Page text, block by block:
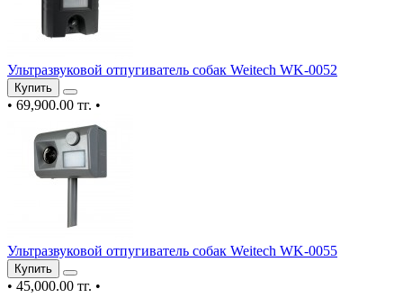
Ультразвуковой отпугиватель собак Weitech WK-0052
Купить
• 69,900.00 тг. •
Ультразвуковой отпугиватель собак Weitech WK-0055
Купить
• 45,000.00 тг. •